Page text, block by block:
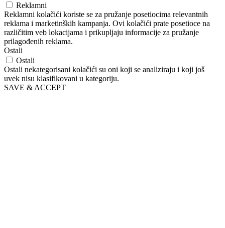
Reklamni
Reklamni kolačići koriste se za pružanje posetiocima relevantnih
reklama i marketinških kampanja. Ovi kolačići prate posetioce na
različitim veb lokacijama i prikupljaju informacije za pružanje
prilagođenih reklama.
Ostali
Ostali
Ostali nekategorisani kolačići su oni koji se analiziraju i koji još
uvek nisu klasifikovani u kategoriju.
SAVE & ACCEPT